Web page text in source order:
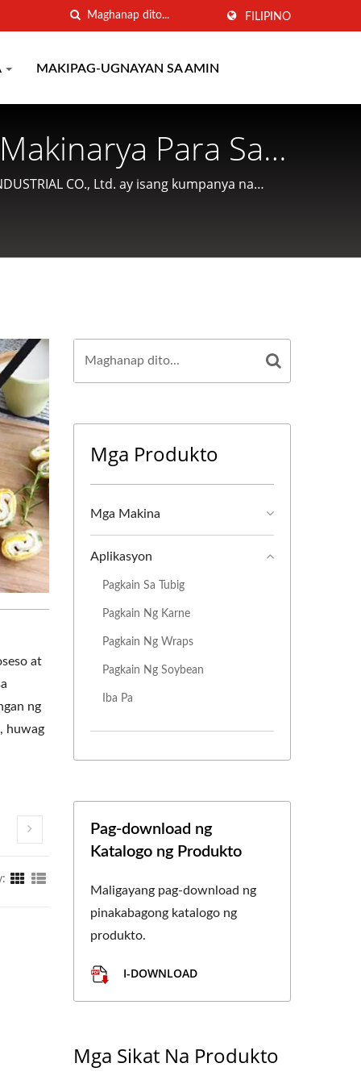
FILIPINO
MAKIPAG-UGNAYAN SA AMIN
Para Sa
Noong 1977 |
CO., Ltd. ay isang kumpanya na
at
ng
huwag
Mga Produkto
Mga Makina
Aplikasyon
Pagkain Sa Tubig
Pagkain Ng Karne
Pagkain Ng Wraps
Pagkain Ng Soybean
Iba Pa
Pag-download ng
Katalogo ng Produkto
Maligayang pag-download ng
pinakabagong katalogo ng
produkto.
I-DOWNLOAD
Mga Sikat Na Produkto